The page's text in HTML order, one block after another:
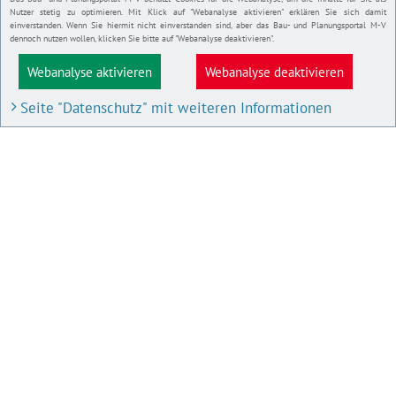
Nutzer stetig zu optimieren. Mit Klick auf "Webanalyse aktivieren" erklären Sie sich damit
einverstanden. Wenn Sie hiermit nicht einverstanden sind, aber das Bau- und Planungsportal M-V
dennoch nutzen wollen, klicken Sie bitte auf "Webanalyse deaktivieren".
Webanalyse aktivieren Webanalyse deaktivieren
Seite "Datenschutz" mit weiteren Informationen